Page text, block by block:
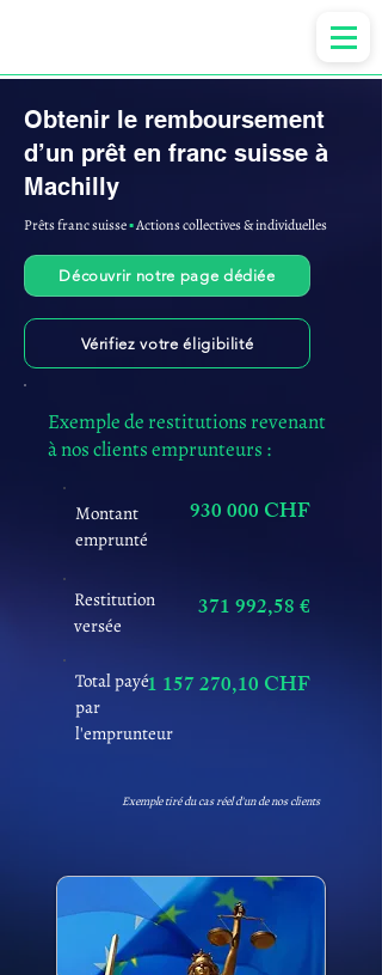
Obtenir le remboursement
d’un prêt en franc suisse à
Machilly
Prêts franc suisse▪︎Actions collectives & individuelles
Découvrir notre page dédiée
Vérifiez votre éligibilité
Exemple de restitutions revenant
à nos clients emprunteurs :
Montant
emprunté
930 000 CHF
Restitution
versée
371 992,58 €
Total payé
par
l'emprunteur
1 157 270,10 CHF
Exemple tiré du cas réel d'un de nos clients